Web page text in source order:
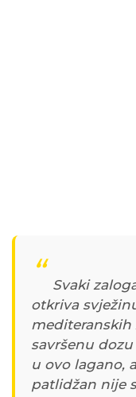
Svaki
otkriva
mediteranskih
savršenu
u ovo lagano,
patlidžan nije